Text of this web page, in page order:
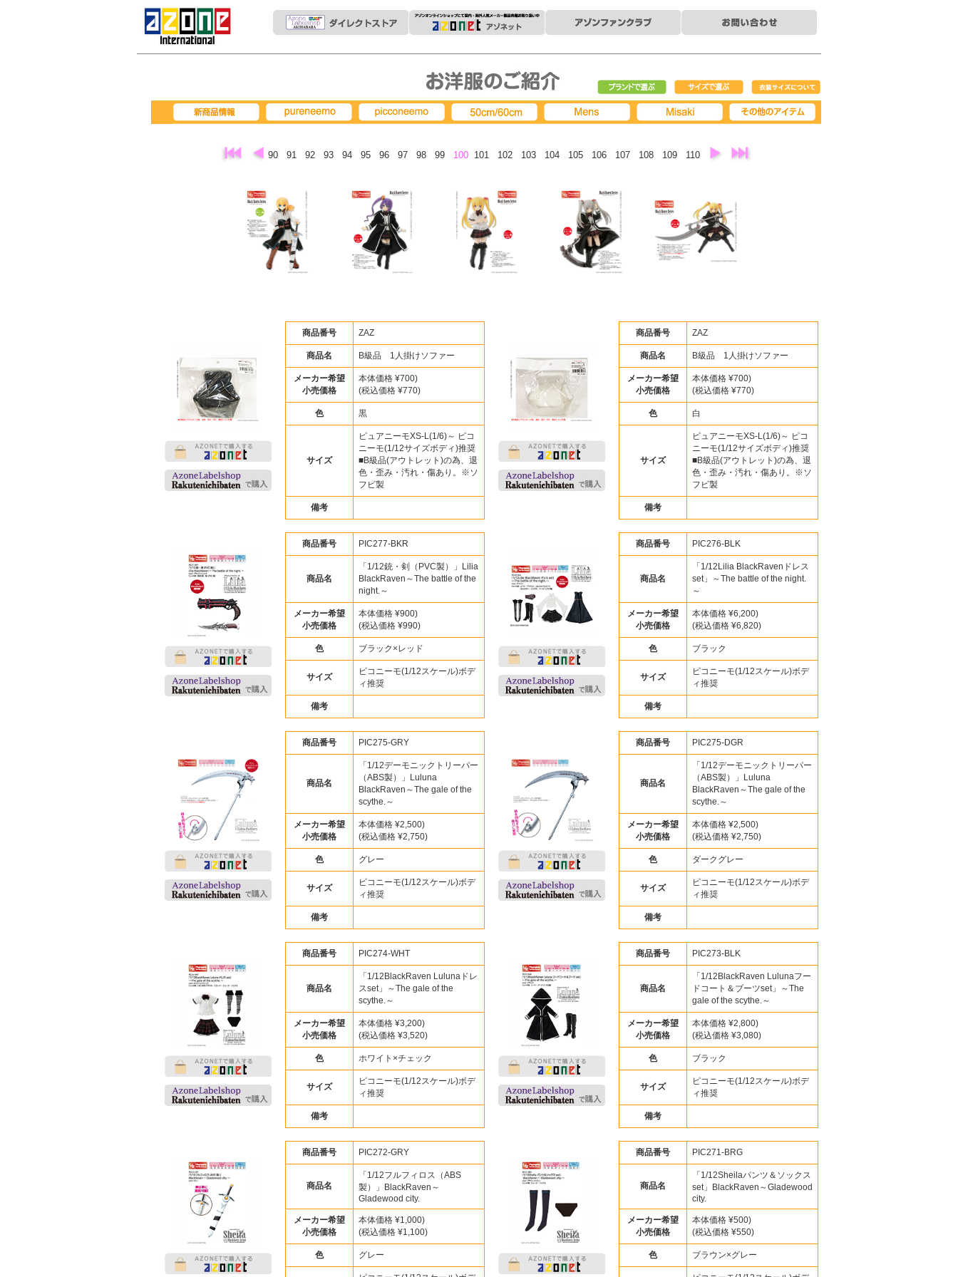
ブランドで選ぶ サイズで選ぶ
衣装サイズについ
て
90 91 92 93 94 95 96 97 98 99 100 101 102 103 104 105 106 107 108 109 110
商品番号 ZAZ
商品名 B級品 1人掛けソファー
メーカー希望
小売価格
本体価格 ¥700)
(税込価格 ¥770)
色 黒
サイズ
ピュアニーモXS-L(1/6)～ ピコ
ニーモ(1/12サイズボディ)推奨
■B級品(アウトレット)の為、退
色・歪み・汚れ・傷あり。※ソ
フビ製
備考
商品番号 ZAZ
商品名 B級品 1人掛けソファー
メーカー希望
小売価格
本体価格 ¥700)
(税込価格 ¥770)
色 白
サイズ
ピュアニーモXS-L(1/6)～ ピコ
ニーモ(1/12サイズボディ)推奨
■B級品(アウトレット)の為、退
色・歪み・汚れ・傷あり。※ソ
フビ製
備考
商品番号 PIC277-BKR
商品名
「1/12銃・剣（PVC製）」Lilia
BlackRaven～The battle of the
night.～
メーカー希望
小売価格
本体価格 ¥900)
(税込価格 ¥990)
色 ブラック×レッド
サイズ
ピコニーモ(1/12スケール)ボデ
ィ推奨
備考
商品番号 PIC276-BLK
商品名
「1/12Lilia BlackRavenドレス
set」～The battle of the night.
～
メーカー希望
小売価格
本体価格 ¥6,200)
(税込価格 ¥6,820)
色 ブラック
サイズ
ピコニーモ(1/12スケール)ボデ
ィ推奨
備考
商品番号 PIC275-GRY
商品名
「1/12デーモニックトリーパー
（ABS製）」Luluna
BlackRaven～The gale of the
scythe.～
メーカー希望
小売価格
本体価格 ¥2,500)
(税込価格 ¥2,750)
色 グレー
サイズ
ピコニーモ(1/12スケール)ボデ
ィ推奨
備考
商品番号 PIC275-DGR
商品名
「1/12デーモニックトリーパー
（ABS製）」Luluna
BlackRaven～The gale of the
scythe.～
メーカー希望
小売価格
本体価格 ¥2,500)
(税込価格 ¥2,750)
色 ダークグレー
サイズ
ピコニーモ(1/12スケール)ボデ
ィ推奨
備考
商品番号 PIC274-WHT
商品名
「1/12BlackRaven Lulunaドレ
スset」～The gale of the
scythe.～
メーカー希望
小売価格
本体価格 ¥3,200)
(税込価格 ¥3,520)
色 ホワイト×チェック
サイズ
ピコニーモ(1/12スケール)ボデ
ィ推奨
備考
商品番号 PIC273-BLK
商品名
「1/12BlackRaven Lulunaフー
ドコート＆ブーツset」～The
gale of the scythe.～
メーカー希望
小売価格
本体価格 ¥2,800)
(税込価格 ¥3,080)
色 ブラック
サイズ
ピコニーモ(1/12スケール)ボデ
ィ推奨
備考
商品番号 PIC272-GRY
商品名
「1/12フルフィロス（ABS
製）」BlackRaven～
Gladewood city.
メーカー希望
小売価格
本体価格 ¥1,000)
(税込価格 ¥1,100)
色 グレー
商品番号 PIC271-BRG
商品名
「1/12Sheilaパンツ＆ソックス
set」BlackRaven～Gladewood
city.
メーカー希望
小売価格
本体価格 ¥500)
(税込価格 ¥550)
色 ブラウン×グレー